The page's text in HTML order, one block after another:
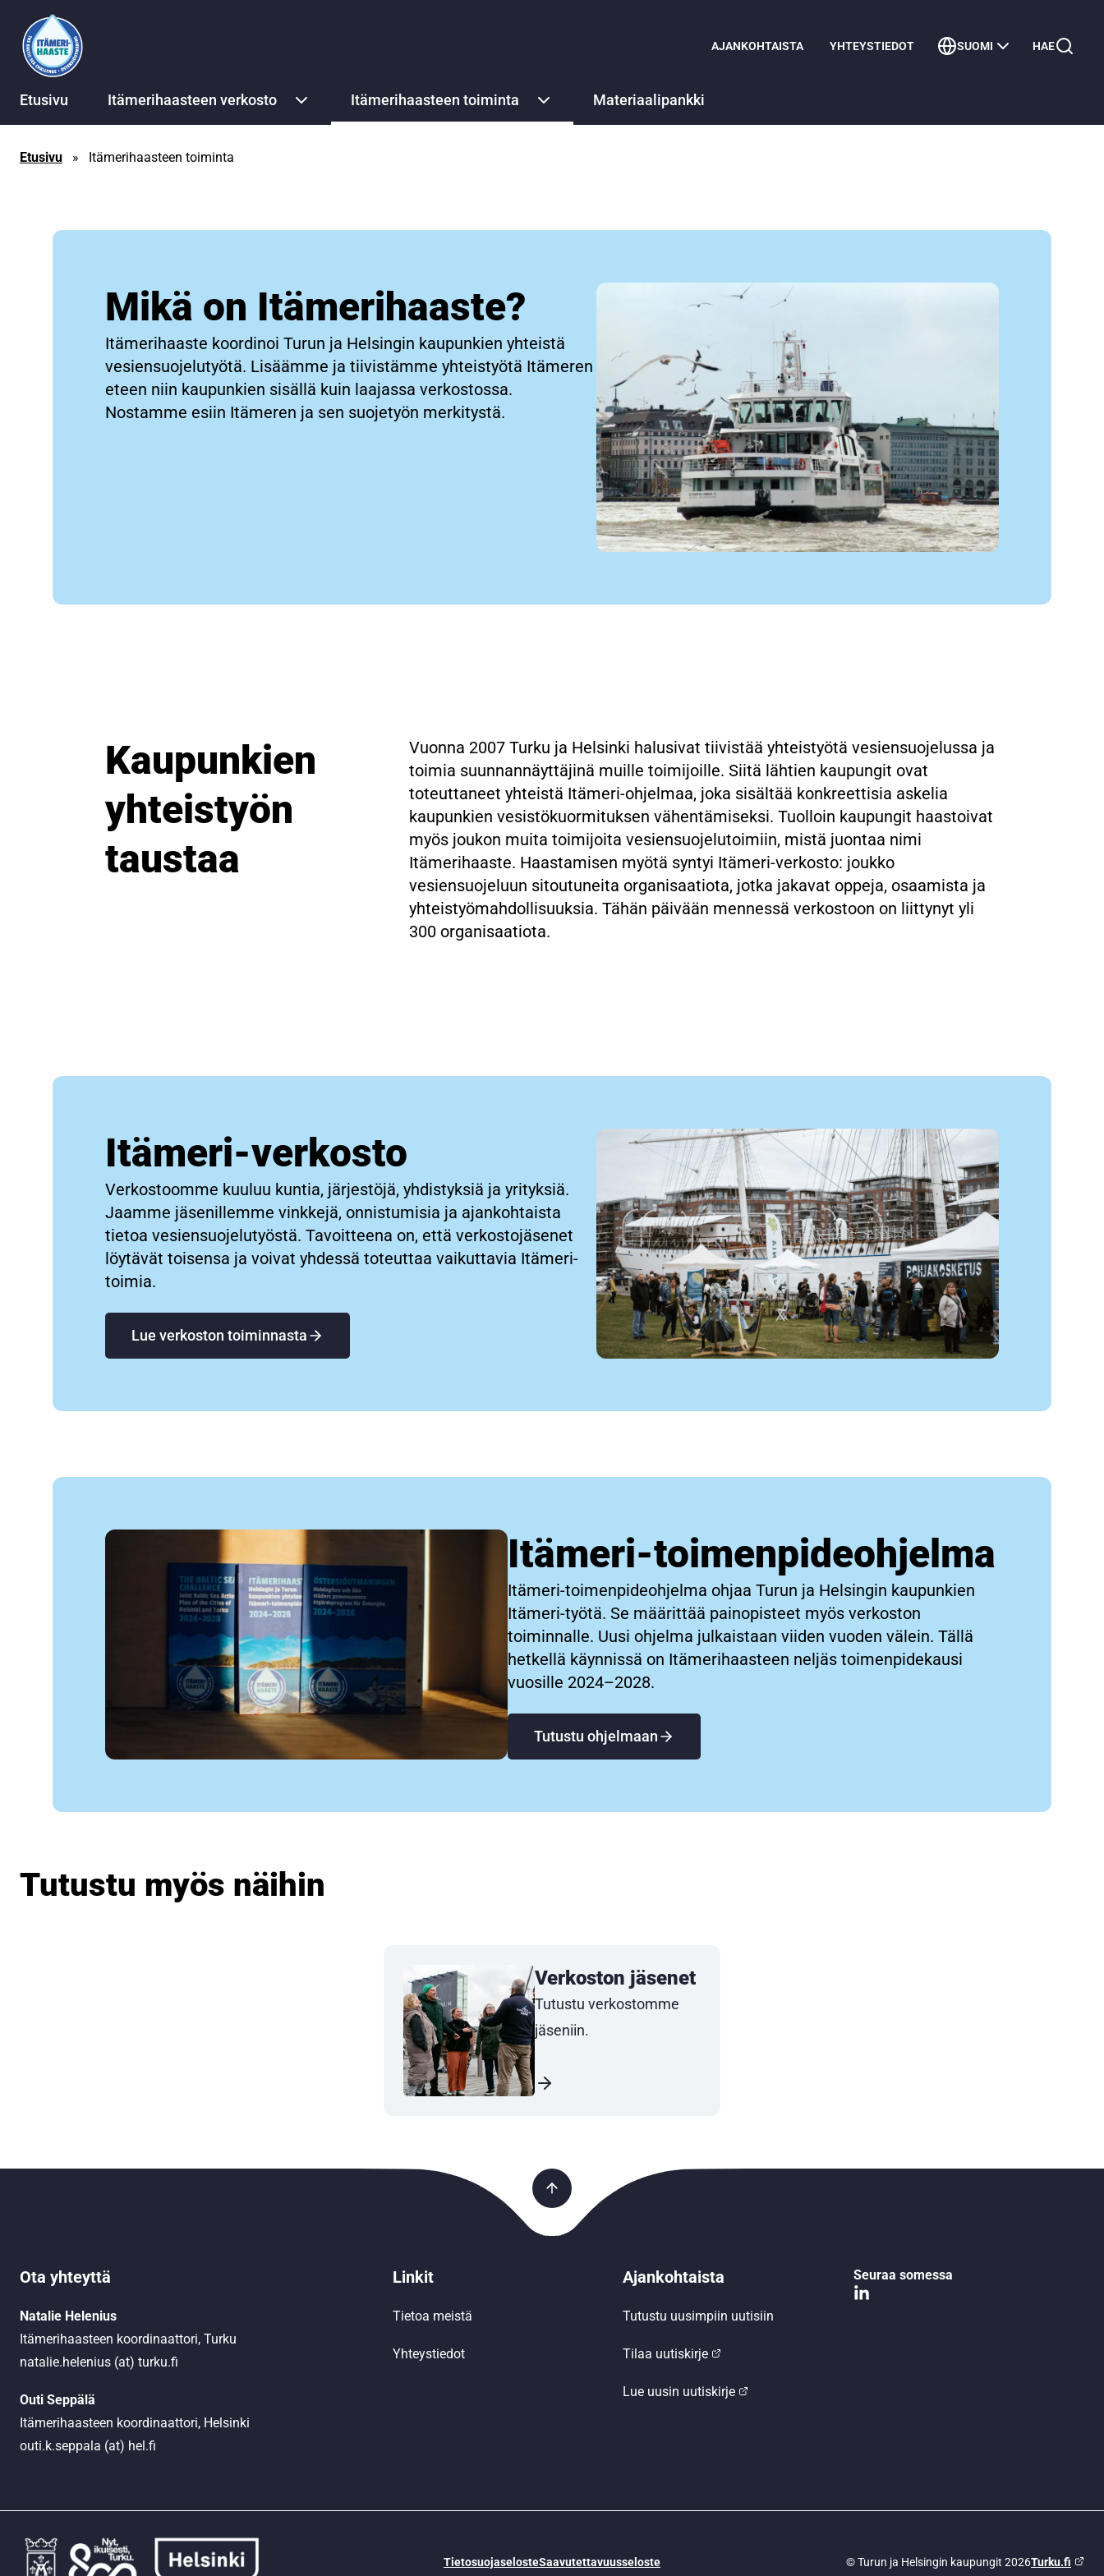
Siirry sisältöön
AJANKOHTAISTA YHTEYSTIEDOT SUOMI HAE
Etusivu Itämerihaasteen verkosto Itämerihaasteen toiminta Materiaalipankki
Etusivu » Itämerihaasteen toiminta
Mikä on Itämerihaaste?
Itämerihaaste koordinoi Turun ja Helsingin kaupunkien yhteistä
vesiensuojelutyötä. Lisäämme ja tiivistämme yhteistyötä Itämeren
eteen niin kaupunkien sisällä kuin laajassa verkostossa.
Nostamme esiin Itämeren ja sen suojetyön merkitystä.
Kaupunkien
yhteistyön
taustaa
Vuonna 2007 Turku ja Helsinki halusivat tiivistää yhteistyötä vesiensuojelussa ja
toimia suunnannäyttäjinä muille toimijoille. Siitä lähtien kaupungit ovat
toteuttaneet yhteistä Itämeri-ohjelmaa, joka sisältää konkreettisia askelia
kaupunkien vesistökuormituksen vähentämiseksi. Tuolloin kaupungit haastoivat
myös joukon muita toimijoita vesiensuojelutoimiin, mistä juontaa nimi
Itämerihaaste. Haastamisen myötä syntyi Itämeri-verkosto: joukko
vesiensuojeluun sitoutuneita organisaatiota, jotka jakavat oppeja, osaamista ja
yhteistyömahdollisuuksia. Tähän päivään mennessä verkostoon on liittynyt yli
300 organisaatiota.
Itämeri-verkosto
Verkostoomme kuuluu kuntia, järjestöjä, yhdistyksiä ja yrityksiä.
Jaamme jäsenillemme vinkkejä, onnistumisia ja ajankohtaista
tietoa vesiensuojelutyöstä. Tavoitteena on, että verkostojäsenet
löytävät toisensa ja voivat yhdessä toteuttaa vaikuttavia Itämeri-
toimia.
Lue verkoston toiminnasta
Itämeri-toimenpideohjelma
Itämeri-toimenpideohjelma ohjaa Turun ja Helsingin kaupunkien
Itämeri-työtä. Se määrittää painopisteet myös verkoston
toiminnalle. Uusi ohjelma julkaistaan viiden vuoden välein. Tällä
hetkellä käynnissä on Itämerihaasteen neljäs toimenpidekausi
vuosille 2024–2028.
Tutustu ohjelmaan
Tutustu myös näihin
Verkoston jäsenet
Tutustu verkostomme
jäseniin.
Ota yhteyttä
Natalie Helenius
Itämerihaasteen koordinaattori, Turku
natalie.helenius (at) turku.fi
Outi Seppälä
Itämerihaasteen koordinaattori, Helsinki
outi.k.seppala (at) hel.fi
Linkit
Tietoa meistä
Yhteystiedot
Ajankohtaista
Tutustu uusimpiin uutisiin
Tilaa uutiskirje
Lue uusin uutiskirje
Seuraa somessa
TietosuojaselosteSaavutettavuusseloste © Turun ja Helsingin kaupungit 2026Turku.fi